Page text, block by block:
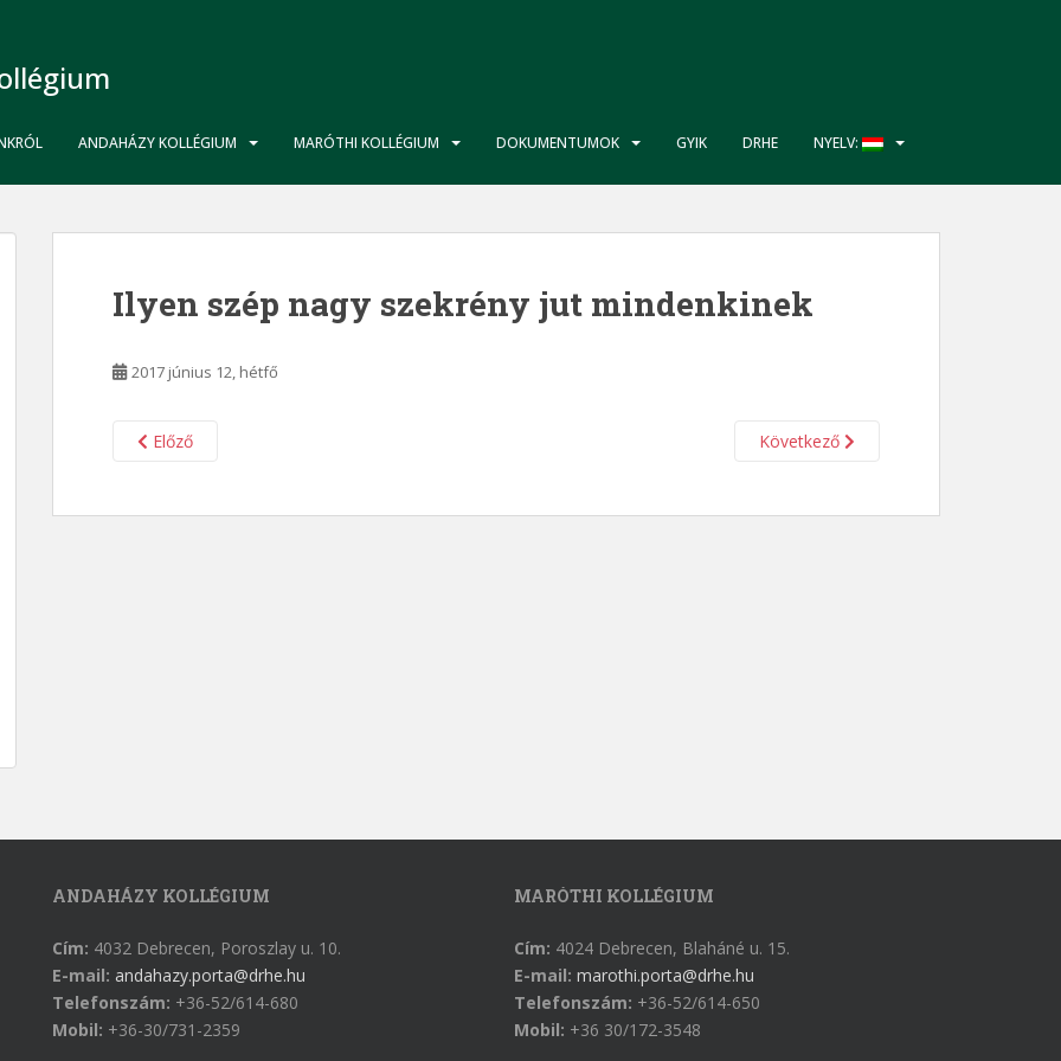
ANDAHÁZY KOLLÉGIUM MARÓTHI KOLLÉGIUM DOKUMENTUMOK GYIK DRHE NYELV:
Ilyen szép nagy szekrény jut mindenkinek
2017 június 12, hétfő
Előző Következő
ANDAHÁZY KOLLÉGIUM
Cím: 4032 Debrecen, Poroszlay u. 10.
E-mail: andahazy.porta@drhe.hu
Telefonszám: +36-52/614-680
Mobil: +36-30/731-2359
MARÓTHI KOLLÉGIUM
Cím: 4024 Debrecen, Blaháné u. 15.
E-mail: marothi.porta@drhe.hu
Telefonszám: +36-52/614-650
Mobil: +36 30/172-3548